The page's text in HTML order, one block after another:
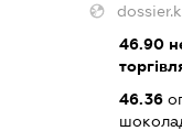
46.90
46.36